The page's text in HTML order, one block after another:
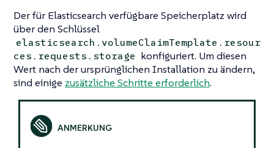
Der für Elasticsearch verfügbare Speicherplatz wird
über den Schlüssel
elasticsearch.volumeClaimTemplate.resour
ces.requests.storage konfiguriert. Um diesen
Wert nach der ursprünglichen Installation zu ändern,
sind einige zusätzliche Schritte erforderlich.